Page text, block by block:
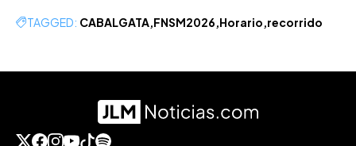
TAGGED: CABALGATA FNSM2026 Horario recorrido